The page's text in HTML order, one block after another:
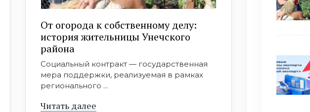
От огорода к собственному делу:
история жительницы Унечского
района
Социальный контракт — государственная
мера поддержки, реализуемая в рамках
регионального ...
Читать далее